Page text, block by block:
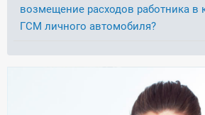
возмещение расходов работника в
ГСМ личного автомобиля?